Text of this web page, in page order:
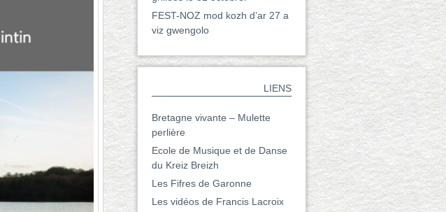
FEST-NOZ mod kozh d’ar 27 a
viz gwengolo
LIENS
Bretagne vivante – Mulette
perlière
Ecole de Musique et de Danse
du Kreiz Breizh
Les Fifres de Garonne
Les vidéos de Francis Lacroix